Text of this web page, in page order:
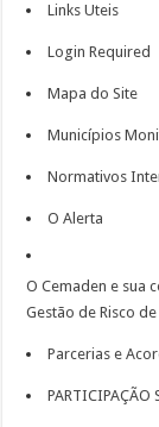
Links Uteis
Login Required
Mapa do Site
Municípios
Normativos
O Alerta
O Cemaden e sua
Gestão de Risco
Parcerias e
PARTICIPAÇÃO